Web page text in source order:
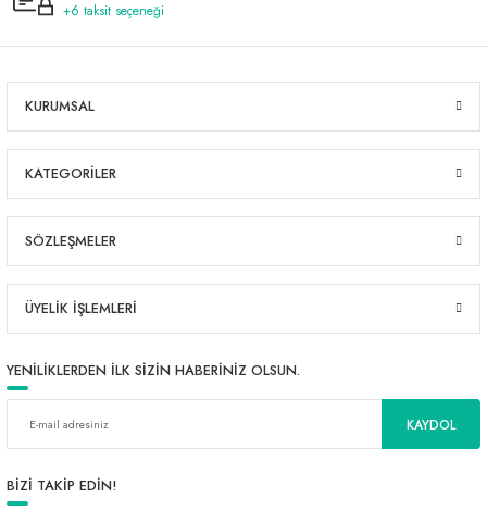
+6 taksit seçeneği
KURUMSAL
KATEGORİLER
SÖZLEŞMELER
ÜYELİK İŞLEMLERİ
YENİLİKLERDEN İLK SİZİN HABERİNİZ OLSUN.
KAYDOL
BİZİ TAKİP EDİN!